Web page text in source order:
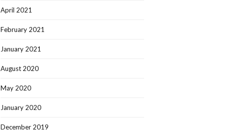
April 2021
February 2021
January 2021
August 2020
May 2020
January 2020
December 2019